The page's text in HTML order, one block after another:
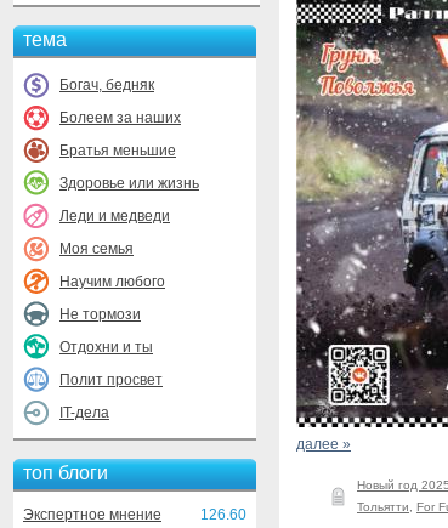
тема
Богач, бедняк
Болеем за наших
Братья меньшие
Здоровье или жизнь
Леди и медведи
Моя семья
Научим любого
Не тормози
Отдохни и ты
Полит просвет
IT-дела
топ блоги
Экспертное мнение
126.60
далее »
Новый год 2025
Тольятти
For